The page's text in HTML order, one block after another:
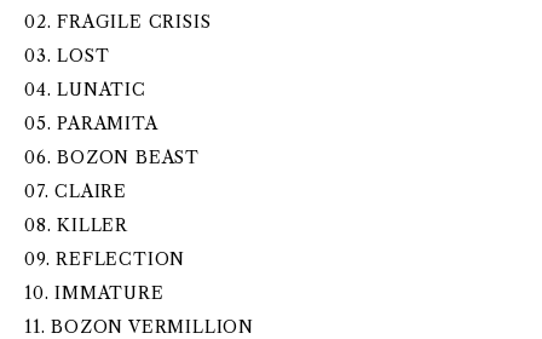
02. FRAGILE CRISIS
03. LOST
04. LUNATIC
05. PARAMITA
06. BOZON BEAST
07. CLAIRE
08. KILLER
09. REFLECTION
10. IMMATURE
11. BOZON VERMILLION